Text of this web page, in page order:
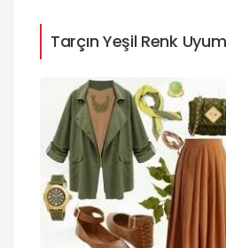
Tarçın Yeşil Renk